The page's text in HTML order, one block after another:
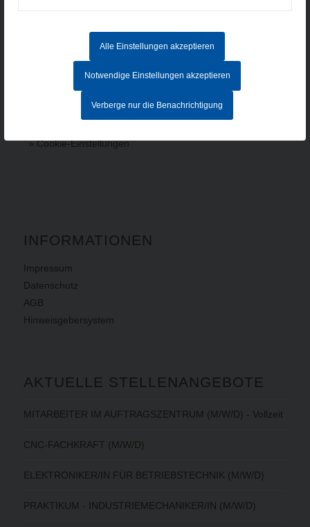
Alle Einstellungen akzeptieren
Notwendige Einstellungen akzeptieren
Verberge nur die Benachrichtigung
94560 Offenberg
Tel. +49 991 99800 – 0
Fax. +49 991 91564
contact@hacker-feinmechanik.de
» Cookie-Einstellungen
INFORMATIONEN
Impressum
Datenschutz
AGB
Hinweisgebersystem
AKTUELLE STELLENANGEBOTE
MITARBEITER IM AUFTRAGSZENTRUM (M/W/D) - Vollzeit
CNC-FACHKRAFT (M/W/D)
ELEKTRONIKER/IN FÜR BETRIEBSTECHNIK (M/W/D)
PRAKTIKUM - INDUSTRIEMECHANIKER/IN (M/W/D)